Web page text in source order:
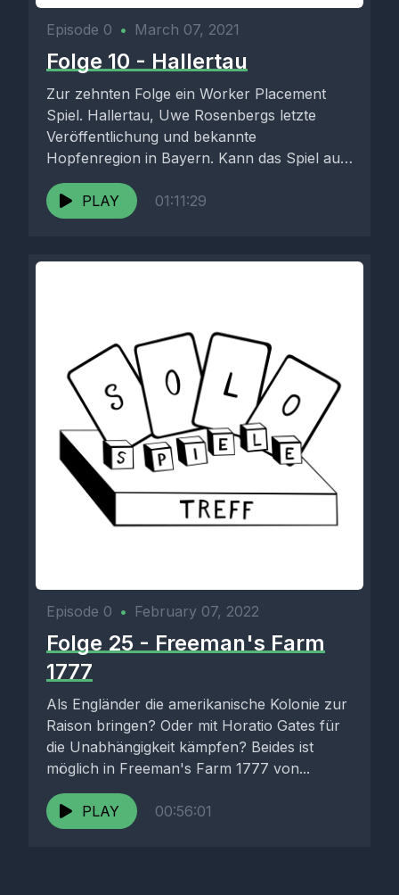
Episode 0 • March 07, 2021
Folge 10 - Hallertau
Zur zehnten Folge ein Worker Placement
Spiel. Hallertau, Uwe Rosenbergs letzte
Veröffentlichung und bekannte
Hopfenregion in Bayern. Kann das Spiel aus
dem letzten Jahr...
PLAY
01:11:29
Episode 0 • February 07, 2022
Folge 25 - Freeman's Farm
1777
Als Engländer die amerikanische Kolonie zur
Raison bringen? Oder mit Horatio Gates für
die Unabhängigkeit kämpfen? Beides ist
möglich in Freeman's Farm 1777 von...
PLAY 00:56:01